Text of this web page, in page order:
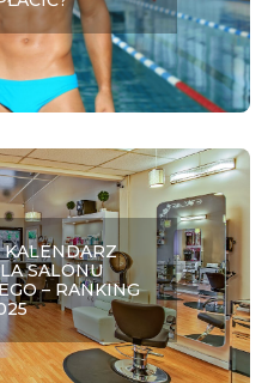
KALENDARZ
SALONU
– RANKING